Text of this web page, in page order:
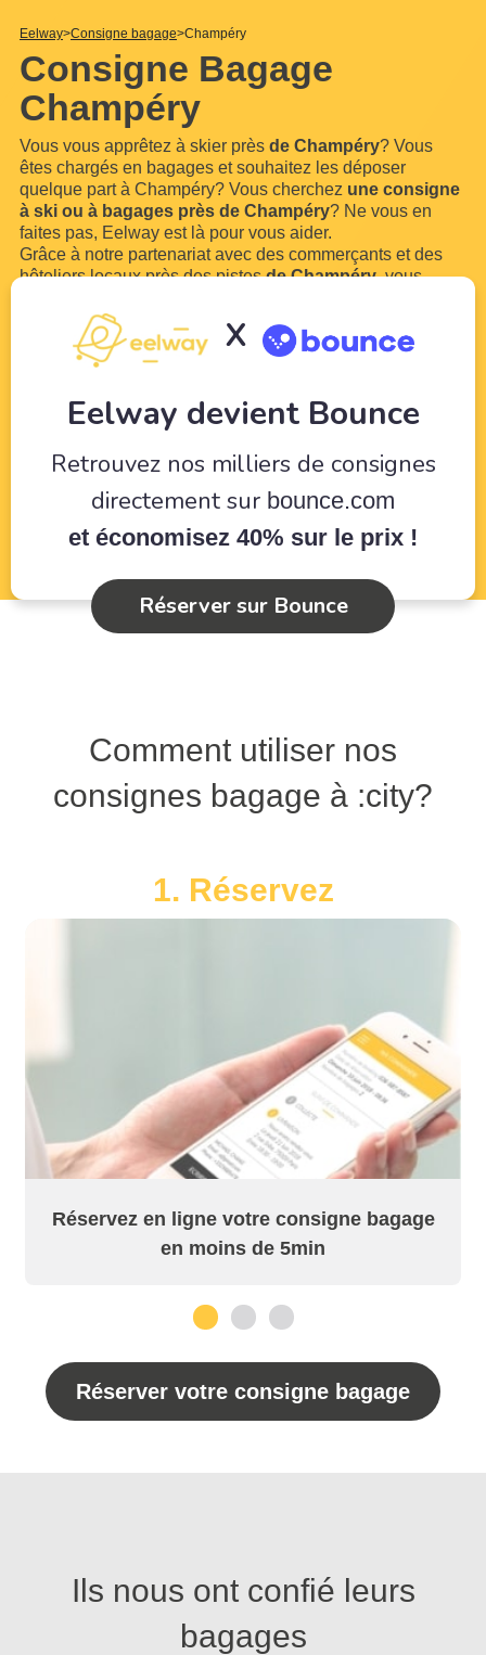
Eelway Consigne bagage Champéry
Consigne Bagage
Champéry
Vous vous apprêtez à skier près de Champéry? Vous
êtes chargés en bagages et souhaitez les déposer
quelque part à Champéry? Vous cherchez une consigne
à ski ou à bagages près de Champéry? Ne vous en
faites pas, Eelway est là pour vous aider.
Grâce à notre partenariat avec des commerçants et des
hôteliers locaux près des pistesde Champéry, vous
bagage près de Champéry .Vous n'aurez plus à marcher
avec vos grosses chaussures de ski et votre...Lire plus
X
Eelway devient Bounce
Retrouvez nos milliers de consignes
directement sur bounce.com
et économisez 40% sur le prix !
Réserver sur Bounce
Comment utiliser nos
consignes bagage à :city?
1. Réservez
Réservez en ligne votre consigne bagage
en moins de 5min
Réserver votre consigne bagage
Ils nous ont confié leurs
bagages